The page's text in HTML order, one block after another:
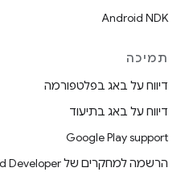
Android NDK
תמיכה
דיווח על באג בפלטפורמה
דיווח על באג בתיעוד
Google Play support
הרשמה למחקרים של Android Developer